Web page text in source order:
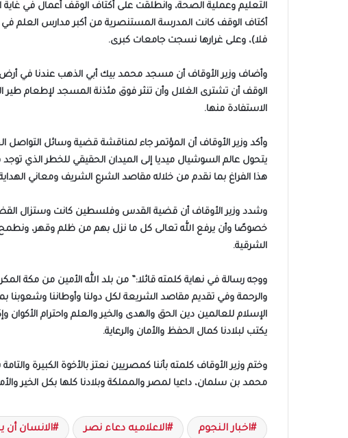
التعليم وعملية الصحة، وانطلقت على أكتاف الوقف أعمال في
أكتاف الوقف كانت المدرسة المستنصرية من أكبر مدارس العلم في
فلا)، وعلى غرارها نسجت جامعات كبرى.
وأضاف وزير الأوقاف أن مسجد محمد بيك أبي الذهب عندنا في أرض
الوقف أن تشترى الغلال وأن تنثر فوق مئذنة المسجد لإطعام طير
الاستفادة منها.
وأكد وزير الأوقاف أن المؤتمر جاء لمناقشة قضية وسائل التواصل
يتحول عالم السوشيال ميديا إلى الميدان الحقيقي للخطر الذي
هذا الفراغ بما نقدم من خلاله مقاصد الشرع الشريف ومعاني
وشدد وزير الأوقاف أن قضية القدس وفلسطين كانت وستزال
خصوصًا وأن يرفع الله تعالى كل ما نزل بهم من ظلم وقهر، ونطمح
الشرقية.
ووجه رسالة في نهاية كلمته قائلا:” من بلد الله الأمين من مكة
والرحمة وفي تقديم مقاصد الشريعة لكل دولنا وأوطاننا وشعوبنا
الإسلام للعالمين دين الحق والهدى والخير والعلم واحترام الأكوان
يكتب لبلادنا كمال الحفظ والأمان والرعاية.
وختم وزير الأوقاف كلمته بأننا كمصريين نعتز بالأخوة الكبيرة
محمد بن سلمان، داعيا لمصر والمملكة وبلادنا كلها بكل الخير
اخبار النجوم الاعلاميه دعاء نصر الانسان أن